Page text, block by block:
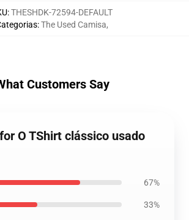
:THESHDK-72594-DEFAULT
:The Used Camisa,
Customers Say
O TShirt clássico usado
67%
33%